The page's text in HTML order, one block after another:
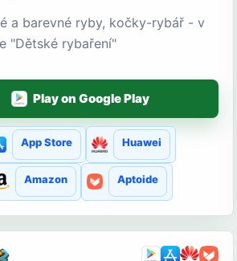
a barevné ryby, kočky-rybář - v
"Dětské rybaření"
Play on Google Play
App Store Huawei
Amazon Aptoide